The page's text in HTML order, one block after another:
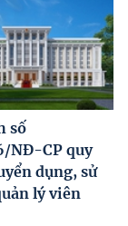
số
NĐ-CP quy
dụng, sử
lý viên